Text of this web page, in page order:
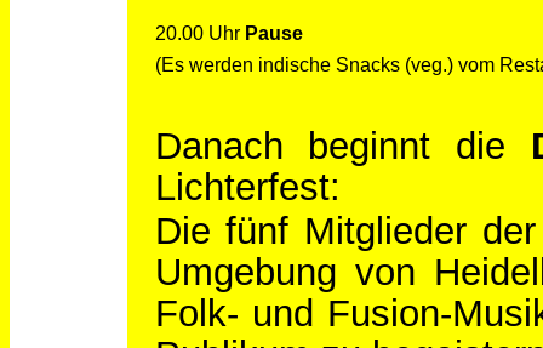
20.00 Uhr Pause
(Es werden indische Snacks (veg.) vom
Danach beginnt die
Lichterfest:
Die fünf Mitglieder
Umgebung von
Folk- und Fusion-